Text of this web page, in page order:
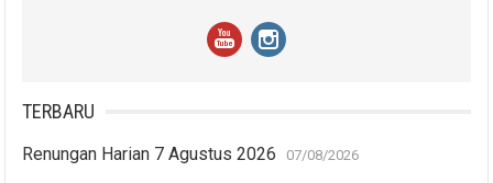
TERBARU
Renungan Harian 7 Agustus 2026 07/08/2026